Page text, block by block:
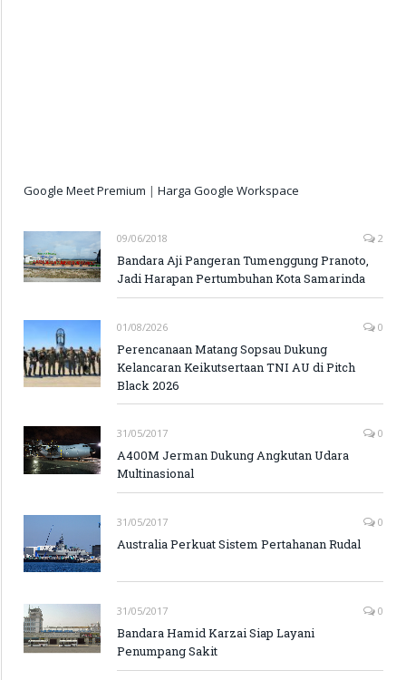
Google Meet Premium | Harga Google Workspace
09/06/2018 2
Bandara Aji Pangeran Tumenggung Pranoto,
Jadi Harapan Pertumbuhan Kota Samarinda
01/08/2026 0
Perencanaan Matang Sopsau Dukung
Kelancaran Keikutsertaan TNI AU di Pitch
Black 2026
31/05/2017 0
A400M Jerman Dukung Angkutan Udara
Multinasional
31/05/2017 0
Australia Perkuat Sistem Pertahanan Rudal
31/05/2017 0
Bandara Hamid Karzai Siap Layani
Penumpang Sakit